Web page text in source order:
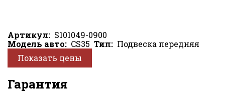
Артикул
S101049-0900
Модель авто
CS35 Тип
Подвеска передняя
Показать цены
Гарантия